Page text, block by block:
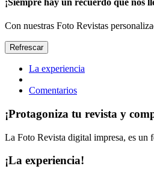
¡Siempre hay un recuerdo que nos
Con nuestras Foto Revistas
La experiencia
Comentarios
¡Protagoniza tu revista y
La Foto Revista digital impresa, es un
¡La experiencia!